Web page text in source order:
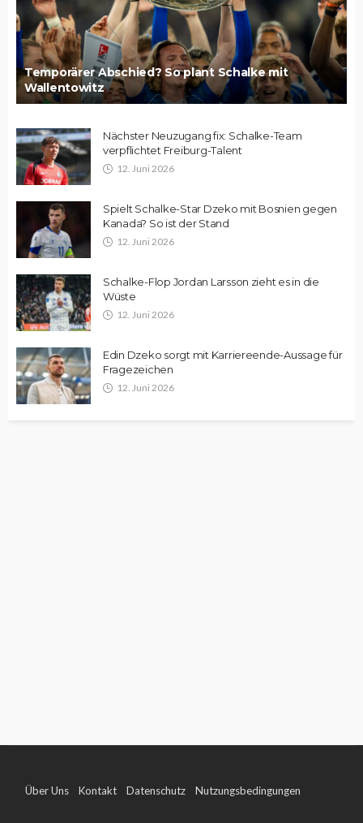
Temporärer Abschied? So plant Schalke mit
Wallentowitz
Nächster Neuzugang fix: Schalke-Team
verpflichtet Freiburg-Talent
12. Juni 2026
Spielt Schalke-Star Dzeko mit Bosnien gegen
Kanada? So ist der Stand
12. Juni 2026
Schalke-Flop Jordan Larsson zieht es in die
Wüste
12. Juni 2026
Edin Dzeko sorgt mit Karriereende-Aussage für
Fragezeichen
12. Juni 2026
Über Uns Kontakt Datenschutz Nutzungsbedingungen